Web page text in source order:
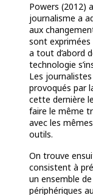
Powers (2012)
journalisme a
aux
sont
a tout d’abord
technologie
Les
provoqués par
cette dernière
faire le même
avec les
outils.
On trouve
consistent à
un ensemble
périphériques